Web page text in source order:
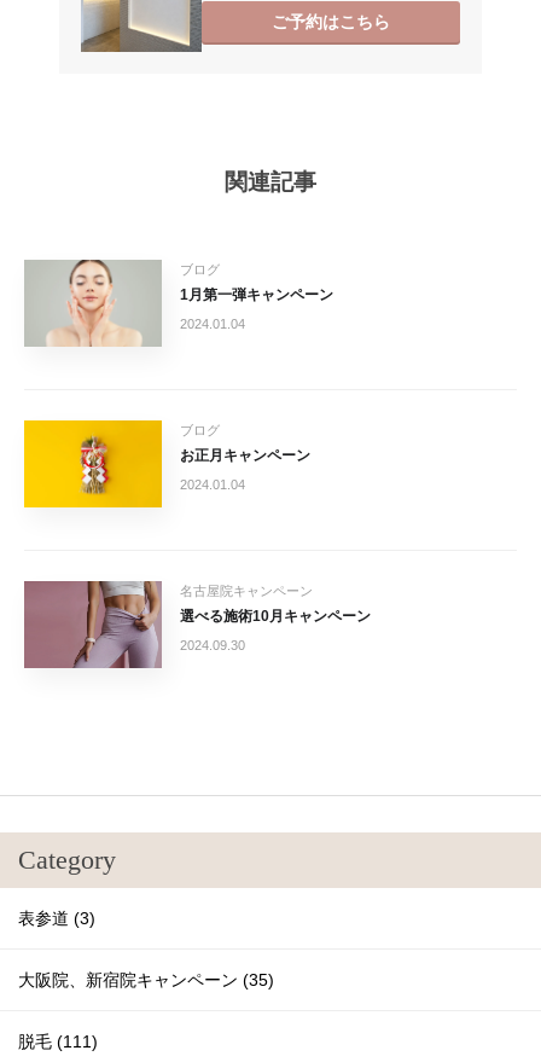
ご予約はこちら
関連記事
ブログ
1月第一弾キャンペーン
2024.01.04
ブログ
お正月キャンペーン
2024.01.04
名古屋院キャンペーン
選べる施術10月キャンペーン
2024.09.30
Category
表参道 (3)
大阪院、新宿院キャンペーン (35)
脱毛 (111)